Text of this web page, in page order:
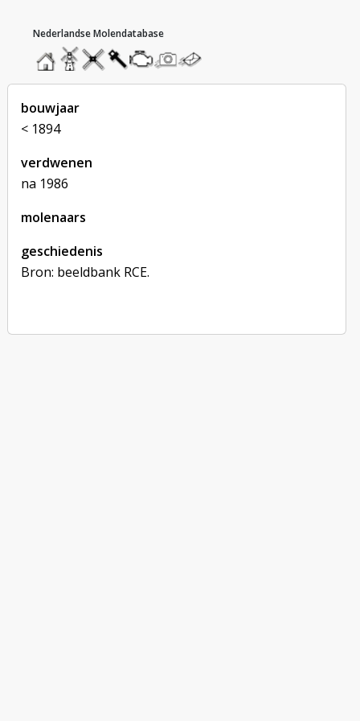
homemolendatabase
roedendatabase
assendatabase
motorendatabase
stuur
een
foto
stuur
een
bericht
bouwjaar
< 1894
verdwenen
na 1986
molenaars
geschiedenis
Bron: beeldbank RCE.